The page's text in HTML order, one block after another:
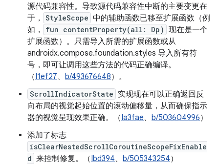
源代码兼容性。导致源代码兼容性中断的主要变更在
于，
StyleScope 中的辅助函数已移至扩展函数（例
如，
fun contentProperty(all: Dp) 现在是一个
扩展函数）。只需导入所需的扩展函数或从
androidx.compose.foundation.styles 导入所有符
号，即可让调用这些方法的代码正确编译。
（I1ef27、 b/493676648）。
ScrollIndicatorState 实现现在可以正确返回反
向布局的视觉起始位置的滚动偏移量，从而确保指示
器的视觉呈现效果正确。（Ia3fae、 b/503604996）
添加了标志
isClearNestedScrollCoroutineScopeFixEnable
d 来控制修复。（Ibd394、 b/505343254）